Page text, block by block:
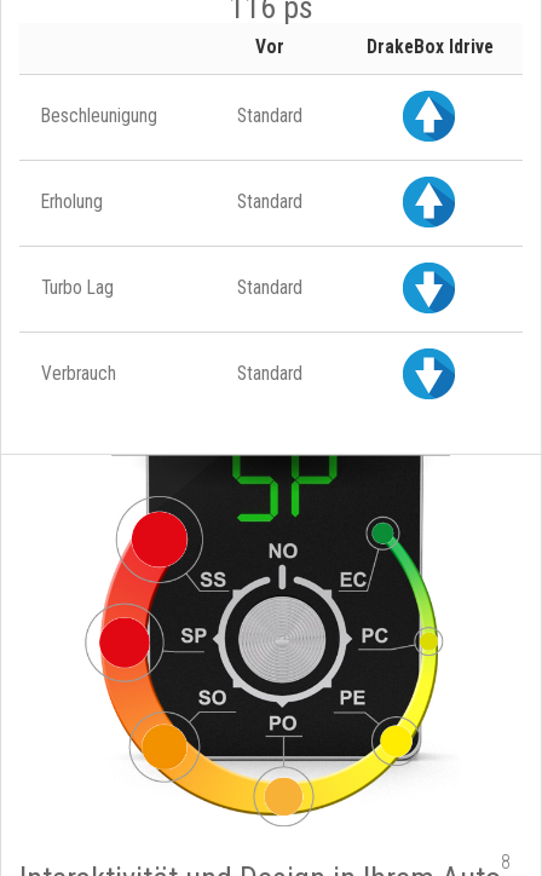
Vor DrakeBox Idrive
Beschleunigung Standard
Erholung Standard
Turbo Lag Standard
Verbrauch Standard
8